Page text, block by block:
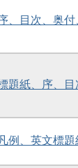
、目次、奥
題紙、序、
例、英文標